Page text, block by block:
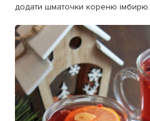
додати шматочки кореню імбирю.